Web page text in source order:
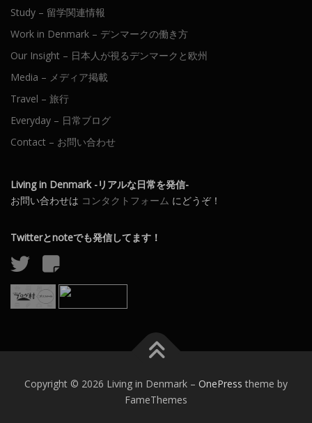
Study – 留学関連情報
Work in Denmark – デンマークの働き方
Our Insight – 日本人が視るデンマークと欧州
Media – メディア掲載
Travel – 旅行
Everyday – 日常ブログ
Contact – お問い合わせ
Living in Denmark -リアルな日常を発信-
お問い合わせは コンタクトフォーム にどうぞ！
Twitterとnoteでも発信してます！
Copyright © 2026 Living in Denmark – OnePress theme by
FameThemes